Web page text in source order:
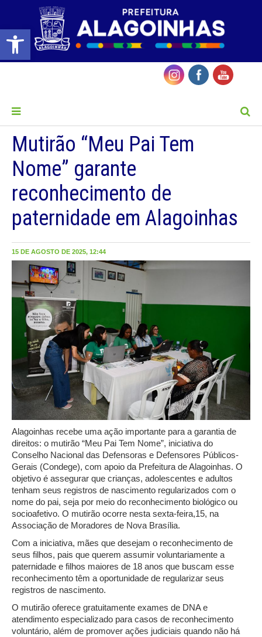
Barra de Ferramentas Aberta
Mutirão “Meu Pai Tem
Nome” garante
reconhecimento de
paternidade em Alagoinhas
15 DE AGOSTO DE 2025, 12:44
Alagoinhas recebe uma ação importante para a garantia de
direitos: o mutirão “Meu Pai Tem Nome”, iniciativa do
Conselho Nacional das Defensoras e Defensores Públicos-
Gerais (Condege), com apoio da Prefeitura de Alagoinhas. O
objetivo é assegurar que crianças, adolescentes e adultos
tenham seus registros de nascimento regularizados com o
nome do pai, seja por meio do reconhecimento biológico ou
socioafetivo. O mutirão ocorre nesta sexta-feira,15, na
Associação de Moradores de Nova Brasília.
Com a iniciativa, mães que desejam o reconhecimento de
seus filhos, pais que querem assumir voluntariamente a
paternidade e filhos maiores de 18 anos que buscam esse
reconhecimento têm a oportunidade de regularizar seus
registros de nascimento.
O mutirão oferece gratuitamente exames de DNA e
atendimento especializado para casos de reconhecimento
voluntário, além de promover ações judiciais quando não há